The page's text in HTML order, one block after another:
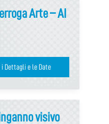
Arte – AI
Dettagli e le Date
visivo